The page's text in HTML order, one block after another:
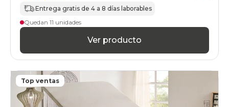
days
abatibles
180x190cm-
doble
apertura-
canapes-
abatibles
Entrega gratis de 4 a 8 días laborables
Quedan 11 unidades
Ver producto
Top ventas